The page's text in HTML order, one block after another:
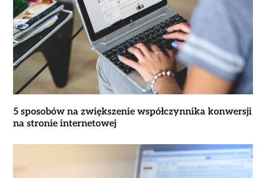
5 sposobów na zwiększenie współczynnika konwersji
na stronie internetowej